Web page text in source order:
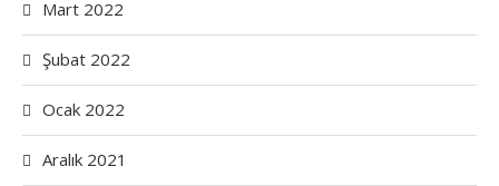
Mart 2022
Şubat 2022
Ocak 2022
Aralık 2021